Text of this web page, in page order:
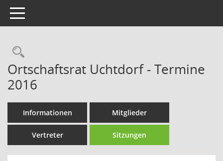
Toggle navigation
Rechercheauswahl
Ortschaftsrat Uchtdorf - Termine
2016
Informationen Mitglieder
Vertreter Sitzungen